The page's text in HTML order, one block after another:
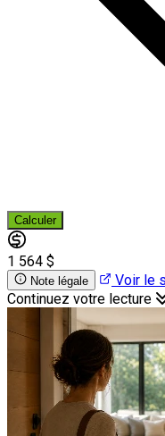
Calculer
1 564 $
Note légale Voir le
Continuez votre lecture